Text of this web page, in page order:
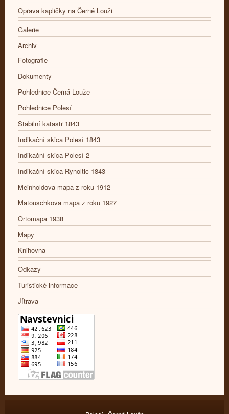
Oprava kapličky na Černé Louži
Galerie
Archiv
Fotografie
Dokumenty
Pohlednice Černá Louže
Pohlednice Polesí
Stabilní katastr 1843
Indikační skica Polesí 1843
Indikační skica Polesí 2
Indikační skica Rynoltic 1843
Meinholdova mapa z roku 1912
Matouschkova mapa z roku 1927
Ortomapa 1938
Mapy
Knihovna
Odkazy
Turistické informace
Jítrava